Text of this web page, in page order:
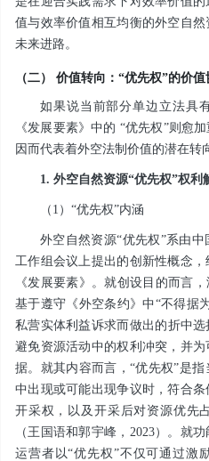
值与效率价值相互均衡的外空自
未来进路。
（二） 价值转向：“优先权”的价
如果说当前部分单边立法具
《发展要素》中的 “优先权”则愈
因而代表着外空法制价值的潜在转
1. 外空自然资源“优先权”权利
（1）“优先权”内涵
外空自然资源“优先权”系由
工作组会议上提出的创新性概念
《发展要素》。就创设目的而言
基于遵守《外空条约》中“不得据
私营实体利益诉求而做出的折中
避免资源活动中的权利冲突，并
据。就其内容而言，“优先权”是
中出现或可能出现争议时，符合
开采权，以及开采后对资源优先
（王国语和郭宇峰，2023）。就
运营者以“优先权”不仅可通过激